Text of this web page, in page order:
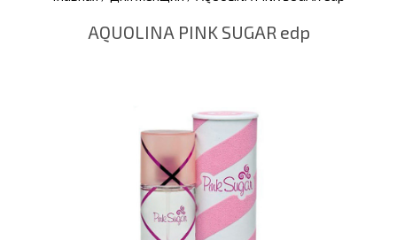
AQUOLINA PINK SUGAR edp